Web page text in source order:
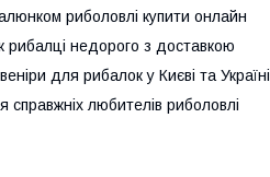
риболовлі купити онлайн
рибалці недорого з доставкою
для рибалок у Києві та Україні
справжніх любителів риболовлі